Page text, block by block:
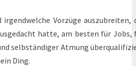
Vorzüge auszubreiten,
hatte, am besten für Jobs,
selbständiger Atmung
Ding.